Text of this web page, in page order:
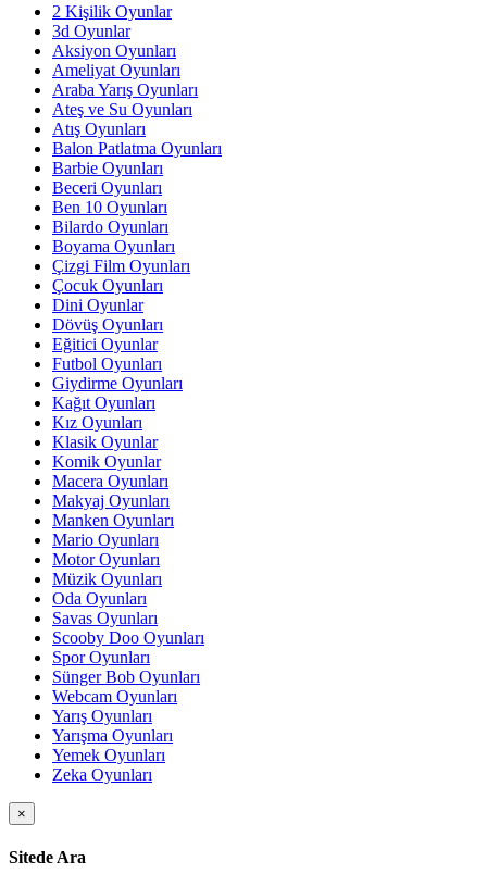
2 Kişilik Oyunlar
3d Oyunlar
Aksiyon Oyunları
Ameliyat Oyunları
Araba Yarış Oyunları
Ateş ve Su Oyunları
Atış Oyunları
Balon Patlatma Oyunları
Barbie Oyunları
Beceri Oyunları
Ben 10 Oyunları
Bilardo Oyunları
Boyama Oyunları
Çizgi Film Oyunları
Çocuk Oyunları
Dini Oyunlar
Dövüş Oyunları
Eğitici Oyunlar
Futbol Oyunları
Giydirme Oyunları
Kağıt Oyunları
Kız Oyunları
Klasik Oyunlar
Komik Oyunlar
Macera Oyunları
Makyaj Oyunları
Manken Oyunları
Mario Oyunları
Motor Oyunları
Müzik Oyunları
Oda Oyunları
Savas Oyunları
Scooby Doo Oyunları
Spor Oyunları
Sünger Bob Oyunları
Webcam Oyunları
Yarış Oyunları
Yarışma Oyunları
Yemek Oyunları
Zeka Oyunları
×
Sitede Ara